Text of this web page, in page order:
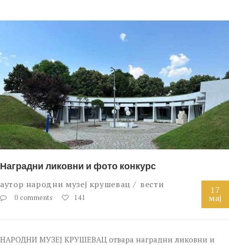
Наградни ликовни и фото конкурс
аутор народни музеј крушевац вести
0 comments 141
17
мај
НАРОДНИ МУЗЕЈ КРУШЕВАЦ отвара наградни ликовни и